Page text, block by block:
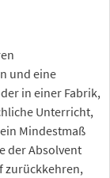
und eine
in einer Fabrik,
Unterricht,
Mindestmaß
der Absolvent
zurückkehren,